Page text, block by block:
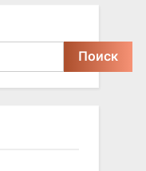
Поиск